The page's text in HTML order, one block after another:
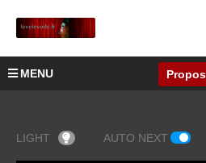
MENU
LIGHT AUTO NEXT